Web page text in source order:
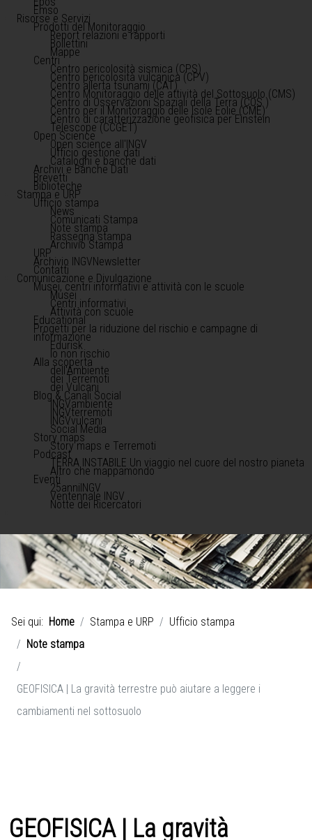
Emso
Risorse e Servizi
Prodotti del Monitoraggio
Report relazioni e rapporti
Bollettini
Mappe
Centri
Centro pericolosità sismica (CPS)
Centro pericolosità vulcanica (CPV)
Centro allerta tsunami (CAT)
Centro Monitoraggio delle attività del Sottosuolo (CMS)
Centro di Osservazioni Spaziali della Terra (COS )
Centro per il Monitoraggio delle Isole Eolie (CME)
Centro di caratterizzazione geofisica per Einstein
Telescope (CCGET)
Open Science
Open science all'INGV
Ufficio gestione dati
Cataloghi e banche dati
Archivi e Banche Dati
Brevetti
Biblioteche
Stampa e URP
Ufficio stampa
News
Comunicati Stampa
Note stampa
Rassegna stampa
Archivio Stampa
URP
Archivio INGVNewsletter
Contatti
Comunicazione e Divulgazione
Musei, centri informativi e attività con le scuole
Musei
Centri informativi
Attività con scuole
Educational
Progetti per la riduzione del rischio e campagne di
informazione
Edurisk
Io non rischio
Alla scoperta
dell'Ambiente
dei Terremoti
dei Vulcani
Blog & Canali Social
INGVambiente
INGVterremoti
INGVvulcani
Social Media
Story maps
Story maps e Terremoti
Podcast
TERRA INSTABILE Un viaggio nel cuore del nostro pianeta
Altro che mappamondo
Eventi
25anniINGV
Ventennale INGV
Notte dei Ricercatori
Sei qui: Home Stampa e URP
Ufficio stampa
Note stampa
GEOFISICA | La gravità terrestre può aiutare a leggere i
cambiamenti nel sottosuolo
GEOFISICA | La gravità